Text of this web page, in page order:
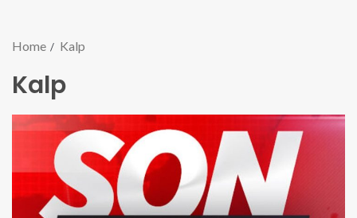
Home Kalp
Kalp